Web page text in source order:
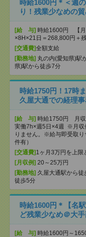
時給1600円＊＜週
り！残業少なめの
[給 与] 時給1600円 【月
×8H×21日＝268,800円＋
[交通費]全額支給
[勤務地] 丸の内(愛知県)駅
県)駅から徒歩7分
時給1750円！17時
久屋大通での経理
[給 与] 時給1750円 月
実働7h×週5日×4週 ※月収
りません。※給与即受取り
件有）
[交通費] 1ヶ月3万円を上限
[月収例] 20～25万円
[勤務地] 久屋大通駅から徒
徒歩5分
時給1600円＊【名
ど残業少なめ＠大
[給 与] 時給1600円～